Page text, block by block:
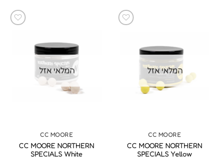
המלאי אזל
CC MOORE
CC MOORE NORTHERN
SPECIALS Yellow
המלאי אזל
CC MOORE
CC MOORE NORTHERN
SPECIALS White